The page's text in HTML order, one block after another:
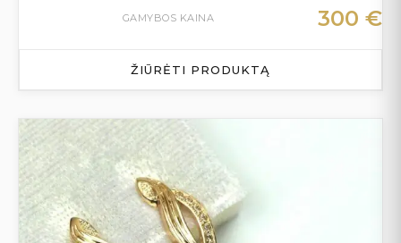
GAMYBOS KAINA 300 €
ŽIŪRĖTI PRODUKTĄ